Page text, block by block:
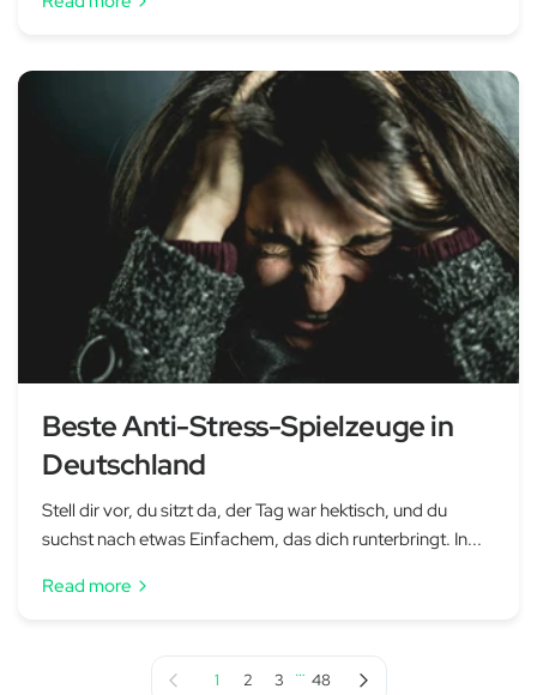
Beste Anti-Stress-Spielzeuge in
Deutschland
Stell dir vor, du sitzt da, der Tag war hektisch, und du
suchst nach etwas Einfachem, das dich runterbringt. In...
Read more
Previous page1 2 3 … 48 Next page